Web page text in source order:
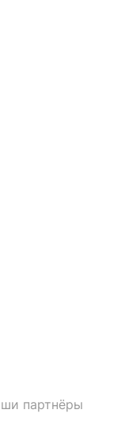
партнёры